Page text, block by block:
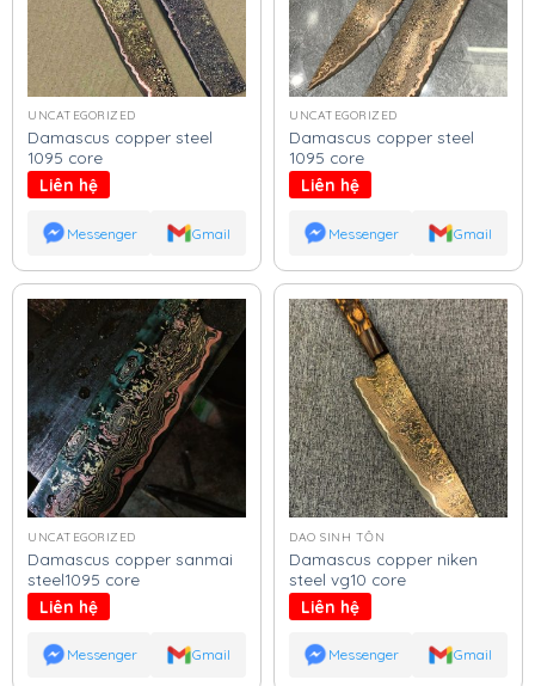
UNCATEGORIZED
Damascus copper steel
1095 core
Liên hệ
Messenger Gmail
UNCATEGORIZED
Damascus copper steel
1095 core
Liên hệ
Messenger Gmail
UNCATEGORIZED
Damascus copper sanmai
steel1095 core
Liên hệ
Messenger Gmail
DAO SINH TỒN
Damascus copper niken
steel vg10 core
Liên hệ
Messenger Gmail